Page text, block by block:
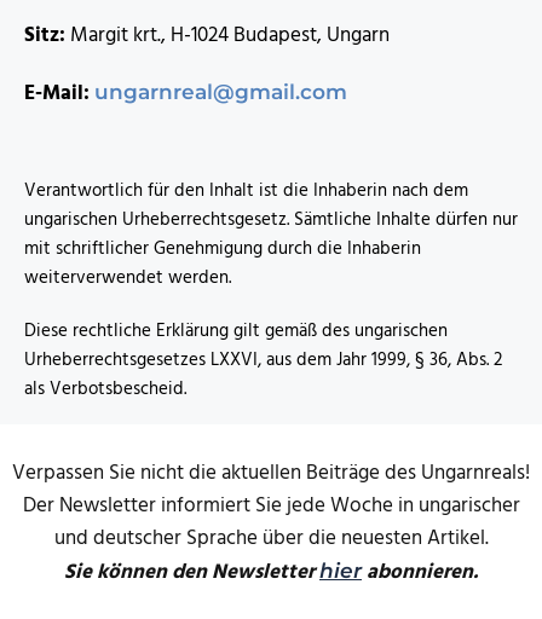
Sitz: Margit krt., H-1024 Budapest, Ungarn
E-Mail: ungarnreal@gmail.com
Verantwortlich für den Inhalt ist die Inhaberin nach dem
ungarischen Urheberrechtsgesetz. Sämtliche Inhalte dürfen nur
mit schriftlicher Genehmigung durch die Inhaberin
weiterverwendet werden.
Diese rechtliche Erklärung gilt gemäß des ungarischen
Urheberrechtsgesetzes LXXVI, aus dem Jahr 1999, § 36, Abs. 2
als Verbotsbescheid.
Verpassen Sie nicht die aktuellen Beiträge des Ungarnreals!
Der Newsletter informiert Sie jede Woche in ungarischer
und deutscher Sprache über die neuesten Artikel.
Sie können den Newsletterhierabonnieren.